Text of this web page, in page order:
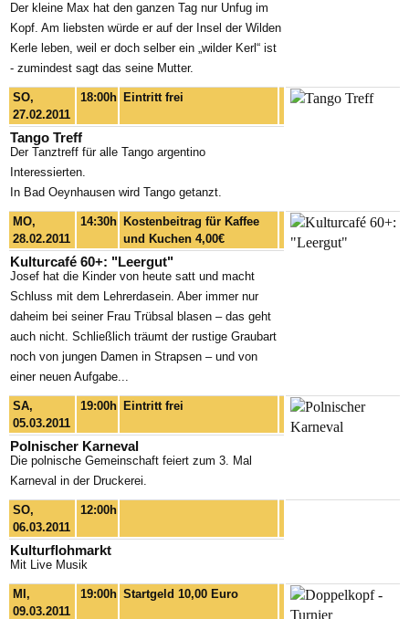
Der kleine Max hat den ganzen Tag nur Unfug im
Kopf. Am liebsten würde er auf der Insel der Wilden
Kerle leben, weil er doch selber ein „wilder Kerl“ ist
- zumindest sagt das seine Mutter.
SO,
27.02.2011
18:00h Eintritt frei
Tango Treff
Der Tanztreff für alle Tango argentino
Interessierten.
In Bad Oeynhausen wird Tango getanzt.
MO,
28.02.2011
14:30h Kostenbeitrag für Kaffee
und Kuchen 4,00€
Kulturcafé 60+: "Leergut"
Josef hat die Kinder von heute satt und macht
Schluss mit dem Lehrerdasein. Aber immer nur
daheim bei seiner Frau Trübsal blasen – das geht
auch nicht. Schließlich träumt der rustige Graubart
noch von jungen Damen in Strapsen – und von
einer neuen Aufgabe...
SA,
05.03.2011
19:00h Eintritt frei
Polnischer Karneval
Die polnische Gemeinschaft feiert zum 3. Mal
Karneval in der Druckerei.
SO,
06.03.2011
12:00h
Kulturflohmarkt
Mit Live Musik
MI,
09.03.2011
19:00h Startgeld 10,00 Euro